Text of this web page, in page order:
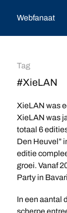
Webfanaat
Tag
#XieLAN
XieLAN was
XieLAN was
totaal 6
Den Heuvel”
editie
groei. Vanaf
Party in
In een aantal
scherpe